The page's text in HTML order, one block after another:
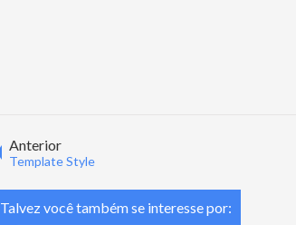
Anterior
Template Style
Talvez você também se interesse por: